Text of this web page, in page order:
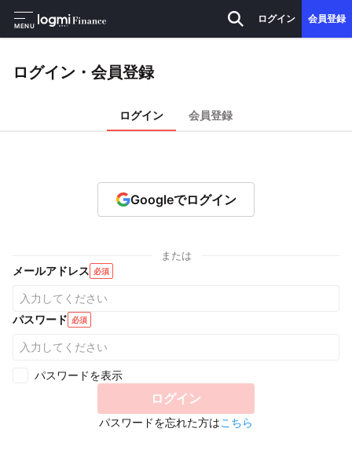
MENU
ログイン 会員登録
ログイン・会員登録
ログイン 会員登録
Googleでログイン
または
メールアドレス 必須
パスワード 必須
パスワードを表示
ログイン
パスワードを忘れた方はこちら